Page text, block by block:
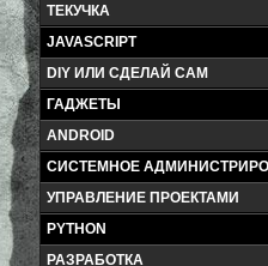
ТЕКУЧКА
JAVASCRIPT
DIY ИЛИ СДЕЛАЙ САМ
ГАДЖЕТЫ
ANDROID
СИСТЕМНОЕ
УПРАВЛЕНИЕ ПРОЕКТАМИ
PYTHON
РАЗРАБОТКА